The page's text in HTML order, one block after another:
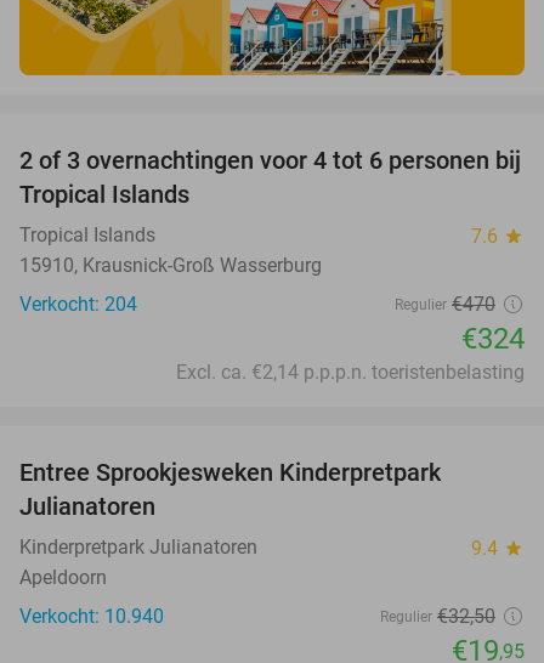
31%
2 of 3 overnachtingen voor 4 tot 6 personen bij
Tropical Islands
Tropical Islands 7.6 star
15910, Krausnick-Groß Wasserburg
Verkocht: 204
Regulier €470
€324
Excl. ca. €2,14 p.p.p.n. toeristenbelasting
Entree Sprookjesweken Kinderpretpark
Julianatoren
Kinderpretpark Julianatoren 9.4 star
Apeldoorn
Verkocht: 10.940
Regulier €32,50
€19,95